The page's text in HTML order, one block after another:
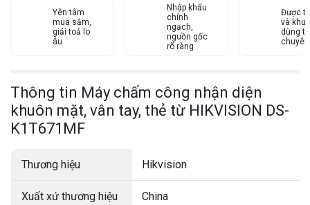
Yên tâm
mua sắm,
giải toả lo
âu
Nhập khẩu
chính
ngạch,
nguồn gốc
rõ ràng
Được
và
dùng từ
Thông tin Máy chấm công nhận diện
khuôn mặt, vân tay, thẻ từ HIKVISION DS-
K1T671MF
Thương hiệu Hikvision
Xuất xứ thương hiệu China